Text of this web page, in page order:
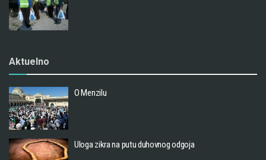
Aktuelno
O Menzilu
Uloga zikra na putu duhovnog odgoja